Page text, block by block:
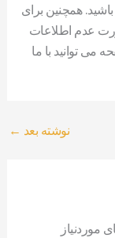
همچنین برای
عدم اطلاعات
می توانید با ما
نوشته بعد ←
موردنیاز